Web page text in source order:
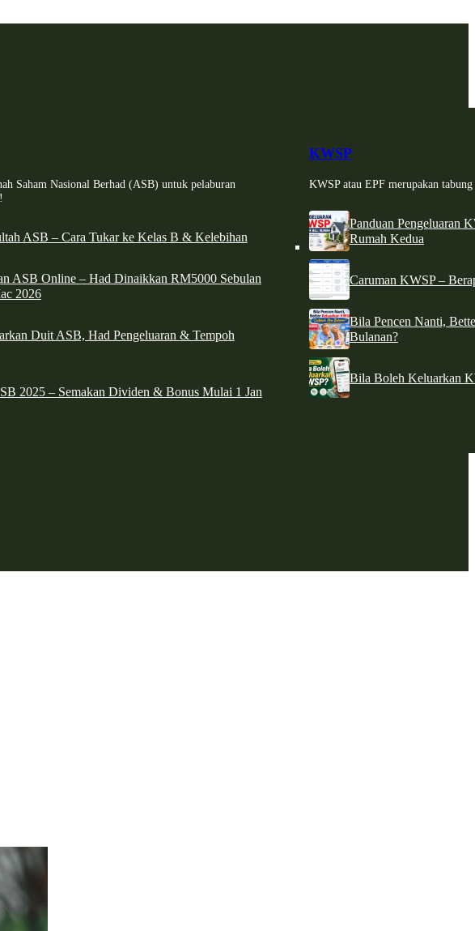
Saham Nasional Berhad (ASB) untuk pelaburan
ASB – Cara Tukar ke Kelas B & Kelebihan
ASB Online – Had Dinaikkan RM5000 Sebulan
2026
Duit ASB, Had Pengeluaran & Tempoh
2025 – Semakan Dividen & Bonus Mulai 1 Jan
KWSP
KWSP atau EPF merupakan
Panduan Pengeluaran
Rumah Kedua
Caruman KWSP –
Bila Pencen Nanti,
Bulanan?
Bila Boleh Keluarkan